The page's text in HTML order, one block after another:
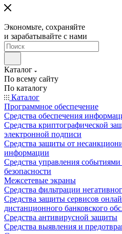
Экономьте, сохраняйте
и зарабатывайте с нами
Каталог
По всему сайту
По каталогу
Каталог
Программное обеспечение
Средства обеспечения
Средства криптографической
электронной подписи
Средства защиты от
информации
Средства управления
безопасности
Межсетевые экраны
Средства фильтрации
Средства защиты сервисов
дистанционного банковского
Средства антивирусной защиты
Средства выявления и